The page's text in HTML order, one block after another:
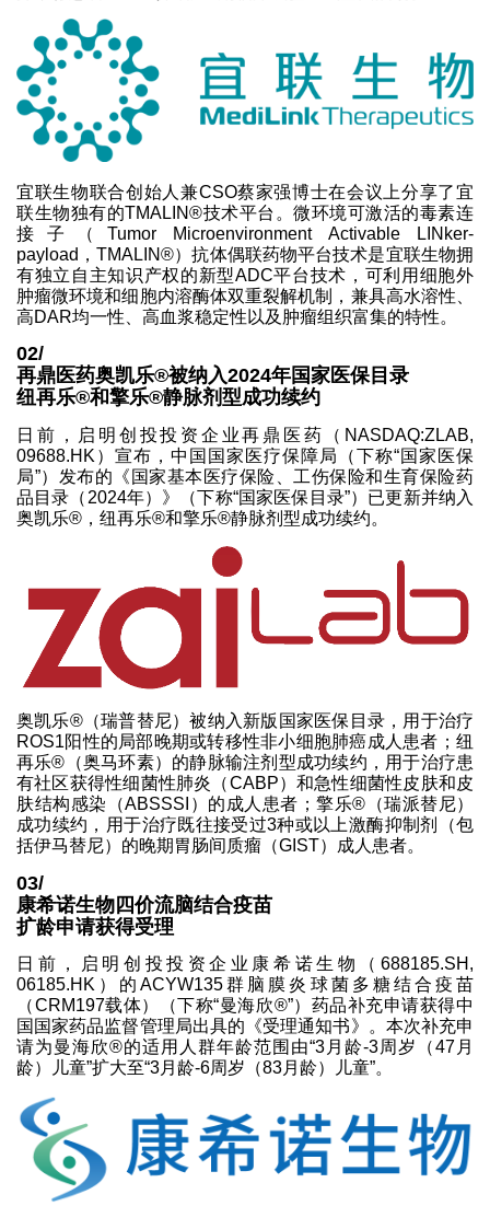
宜联生物联合创始人兼CSO蔡家强博士在会议上分享了宜
联生物独有的TMALIN®技术平台。微环境可激活的毒素连
接子（Tumor Microenvironment Activable LINker-
payload，TMALIN®）抗体偶联药物平台技术是宜联生物拥
有独立自主知识产权的新型ADC平台技术，可利用细胞外
肿瘤微环境和细胞内溶酶体双重裂解机制，兼具高水溶性、
高DAR均一性、高血浆稳定性以及肿瘤组织富集的特性。
02/
再鼎医药奥凯乐®被纳入2024年国家医保目录
纽再乐®和擎乐®静脉剂型成功续约
日前，启明创投投资企业再鼎医药（NASDAQ:ZLAB,
09688.HK）宣布，中国国家医疗保障局（下称“国家医保
局”）发布的《国家基本医疗保险、工伤保险和生育保险药
品目录（2024年）》（下称“国家医保目录”）已更新并纳入
奥凯乐®，纽再乐®和擎乐®静脉剂型成功续约。
奥凯乐®（瑞普替尼）被纳入新版国家医保目录，用于治疗
ROS1阳性的局部晚期或转移性非小细胞肺癌成人患者；纽
再乐®（奥马环素）的静脉输注剂型成功续约，用于治疗患
有社区获得性细菌性肺炎（CABP）和急性细菌性皮肤和皮
肤结构感染（ABSSSI）的成人患者；擎乐®（瑞派替尼）
成功续约，用于治疗既往接受过3种或以上激酶抑制剂（包
括伊马替尼）的晚期胃肠间质瘤（GIST）成人患者。
03/
康希诺生物四价流脑结合疫苗
扩龄申请获得受理
日前，启明创投投资企业康希诺生物（688185.SH,
06185.HK）的ACYW135群脑膜炎球菌多糖结合疫苗
（CRM197载体）（下称“曼海欣®”）药品补充申请获得中
国国家药品监督管理局出具的《受理通知书》。本次补充申
请为曼海欣®的适用人群年龄范围由“3月龄-3周岁（47月
龄）儿童”扩大至“3月龄-6周岁（83月龄）儿童”。